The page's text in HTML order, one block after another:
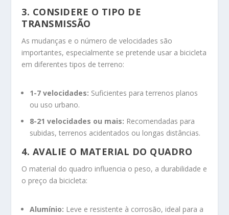
3. CONSIDERE O TIPO DE
TRANSMISSÃO
As mudanças e o número de velocidades são
importantes, especialmente se pretende usar a bicicleta
em diferentes tipos de terreno:
1-7 velocidades: Suficientes para terrenos planos
ou uso urbano.
8-21 velocidades ou mais: Recomendadas para
subidas, terrenos acidentados ou longas distâncias.
4. AVALIE O MATERIAL DO QUADRO
O material do quadro influencia o peso, a durabilidade e
o preço da bicicleta:
Alumínio: Leve e resistente à corrosão, ideal para a